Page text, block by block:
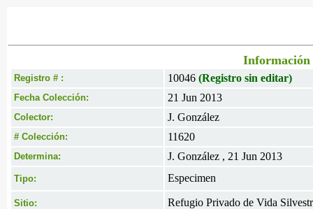
Información
Registro # : 10046 (Registro sin editar)
Fecha Colección: 21 Jun 2013
Colector: J. González
# Colección: 11620
Determina: J. González , 21 Jun 2013
Tipo: Especimen
Sitio: Refugio Privado de Vida